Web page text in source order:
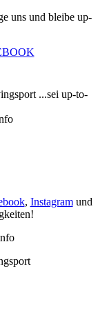
uns und bleibe up-
...sei up-to-
, Instagramund